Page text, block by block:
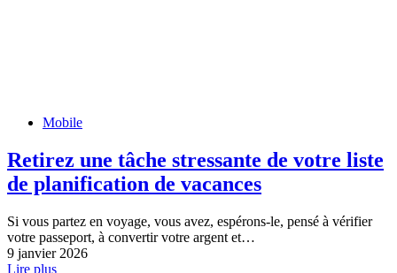
Mobile
Retirez une tâche stressante de votre liste
de planification de vacances
Si vous partez en voyage, vous avez, espérons-le, pensé à vérifier
votre passeport, à convertir votre argent et…
9 janvier 2026
Lire plus